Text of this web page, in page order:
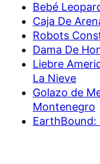
Bebé
Caja De
Robots
Dama De
Liebre
La Nieve
Golazo de
Montenegro
EarthBound: